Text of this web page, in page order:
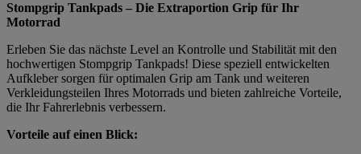
Stompgrip Tankpads – Die Extraportion Grip für Ihr
Motorrad
Erleben Sie das nächste Level an Kontrolle und Stabilität mit den
hochwertigen Stompgrip Tankpads! Diese speziell entwickelten
Aufkleber sorgen für optimalen Grip am Tank und weiteren
Verkleidungsteilen Ihres Motorrads und bieten zahlreiche Vorteile,
die Ihr Fahrerlebnis verbessern.
Vorteile auf einen Blick: